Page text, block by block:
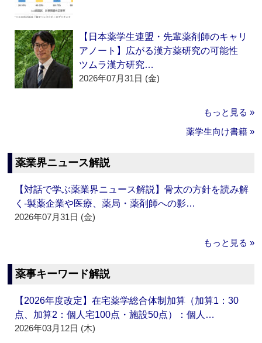
【日本薬学生連盟・先輩薬剤師のキャリ
アノート】広がる漢方薬研究の可能性
ツムラ漢方研究…
2026年07月31日 (金)
もっと見る »
薬学生向け書籍 »
薬業界ニュース解説
【対話で学ぶ薬業界ニュース解説】骨太の方針を読み解
く‐製薬企業や医療、薬局・薬剤師への影…
2026年07月31日 (金)
もっと見る »
薬事キーワード解説
【2026年度改定】在宅薬学総合体制加算（加算1：30
点、加算2：個人宅100点・施設50点）：個人…
2026年03月12日 (木)